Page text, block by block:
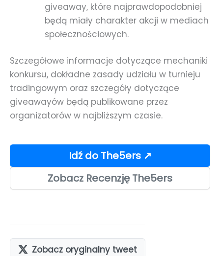
giveaway, które najprawdopodobniej
będą miały charakter akcji w mediach
społecznościowych.
Szczegółowe informacje dotyczące mechaniki
konkursu, dokładne zasady udziału w turnieju
tradingowym oraz szczegóły dotyczące
giveawayów będą publikowane przez
organizatorów w najbliższym czasie.
Idź do The5ers ↗
Zobacz Recenzję The5ers
Zobacz oryginalny tweet